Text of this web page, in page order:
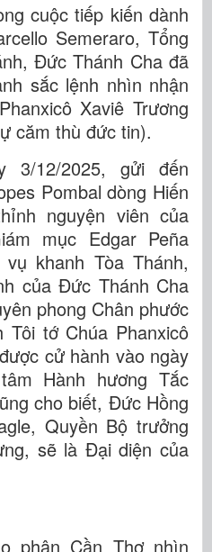
cuộc tiếp kiến dành
Semeraro, Tổng
Đức Thánh Cha đã
sắc lệnh nhìn nhận
Xaviê Trương
căm thù đức tin).
3/12/2025, gửi đến
Pombal dòng Hiến
nguyện viên của
mục Edgar Peña
khanh Tòa Thánh,
của Đức Thánh Cha
phong Chân phước
tớ Chúa Phanxicô
cử hành vào ngày
Hành hương Tắc
cho biết, Đức Hồng
Quyền Bộ trưởng
sẽ là Đại diện của
phận Cần Thơ nhìn